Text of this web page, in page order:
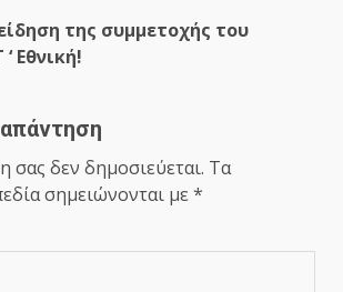
της συμμετοχής του
Εθνική!
σας δεν δημοσιεύεται. Τα
σημειώνονται με *